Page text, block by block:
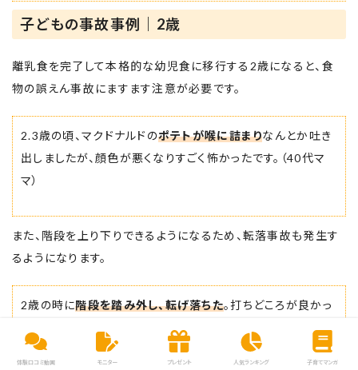
子どもの事故事例｜2歳
離乳食を完了して本格的な幼児食に移行する2歳になると、食
物の誤えん事故にますます注意が必要です。
2.3歳の頃、マクドナルドのポテトが喉に詰まりなんとか吐き
出しましたが、顔色が悪くなりすごく怖かったです。（40代マ
マ）
また、階段を上り下りできるようになるため、転落事故も発生す
るようになります。
2歳の時に階段を踏み外し、転げ落ちた。打ちどころが良かっ
たため、大事故には繋がらなかった。（30代ママ）
体験口コミ動画 モニター プレゼント 人気ランキング 子育てマンガ